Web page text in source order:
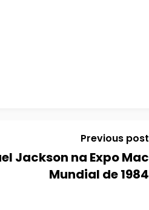
Previous post
Jackson na Expo Mac
Mundial de 1984